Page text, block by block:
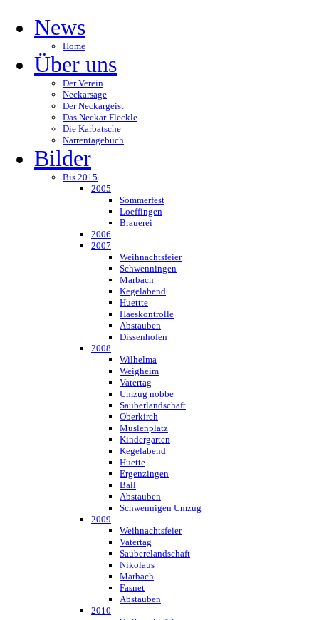
News
Home
Über uns
Der Verein
Neckarsage
Der Neckargeist
Das Neckar-Fleckle
Die Karbatsche
Narrentagebuch
Bilder
Bis 2015
2005
Sommerfest
Loeffingen
Brauerei
2006
2007
Weihnachtsfeier
Schwenningen
Marbach
Kegelabend
Huettte
Haeskontrolle
Abstauben
Dissenhofen
2008
Wilhelma
Weigheim
Vatertag
Umzug nobbe
Sauberlandschaft
Oberkirch
Muslenplatz
Kindergarten
Kegelabend
Huette
Ergenzingen
Ball
Abstauben
Schwennigen Umzug
2009
Weihnachtsfeier
Vatertag
Sauberelandschaft
Nikolaus
Marbach
Fasnet
Abstauben
2010